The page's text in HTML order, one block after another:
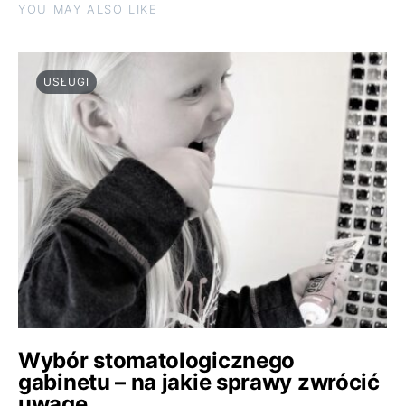
YOU MAY ALSO LIKE
USŁUGI
Wybór stomatologicznego
gabinetu – na jakie sprawy zwrócić